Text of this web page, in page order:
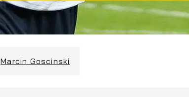
Marcin Goscinski